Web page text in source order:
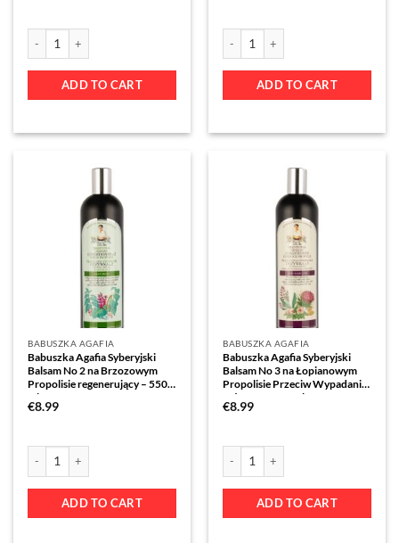
ADD TO CART ADD TO CART
BABUSZKA AGAFIA
Babuszka Agafia Syberyjski
Balsam No 2 na Brzozowym
Propolisie regenerujący – 550
ml
€8.99
ADD TO CART
BABUSZKA AGAFIA
Babuszka Agafia Syberyjski
Balsam No 3 na Łopianowym
Propolisie Przeciw Wypadaniu
Włosów – 550 ml
€8.99
ADD TO CART